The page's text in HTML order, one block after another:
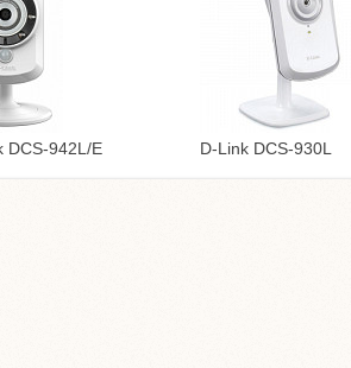
DCS-942L/E D-Link DCS-930L